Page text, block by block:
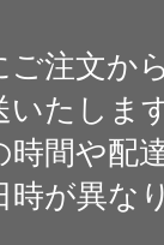
ご注文か
いたしま
時間や配
時が異な